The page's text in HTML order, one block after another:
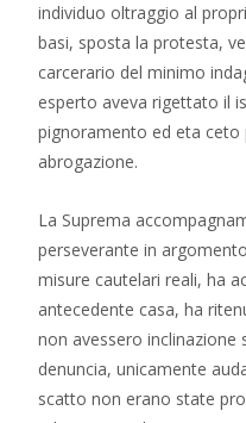
individuo oltraggio al
basi, sposta la protesta,
carcerario del minimo
esperto aveva rigettato il
pignoramento ed eta
abrogazione.
La Suprema
perseverante in
misure cautelari reali, ha
antecedente casa, ha
non avessero inclinazione
denuncia, unicamente
scatto non erano state